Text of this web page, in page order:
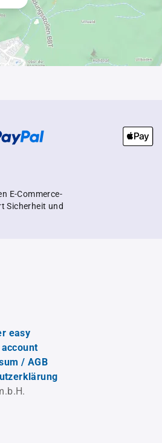
E-Commerce-
Sicherheit und
easy
account
/ AGB